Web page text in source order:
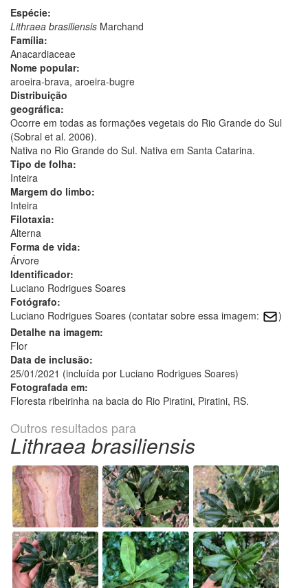
Espécie:
Lithraea brasiliensis Marchand
Família:
Anacardiaceae
Nome popular:
aroeira-brava, aroeira-bugre
Distribuição
geográfica:
Ocorre em todas as formações vegetais do Rio Grande do Sul
(Sobral et al. 2006).
Nativa no Rio Grande do Sul. Nativa em Santa Catarina.
Tipo de folha:
Inteira
Margem do limbo:
Inteira
Filotaxia:
Alterna
Forma de vida:
Árvore
Identificador:
Luciano Rodrigues Soares
Fotógrafo:
Luciano Rodrigues Soares (contatar sobre essa imagem:
)
Detalhe na imagem:
Flor
Data de inclusão:
25/01/2021 (incluída por Luciano Rodrigues Soares)
Fotografada em:
Floresta ribeirinha na bacia do Rio Piratini, Piratini, RS.
Outros resultados para
Lithraea brasiliensis